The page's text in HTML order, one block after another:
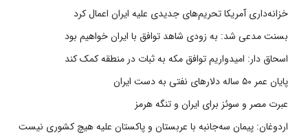
خزانه‌داری آمریکا تحریم‌های جدیدی علیه ایران اعمال کرد
بسنت مدعی شد: به زودی شاهد توافق با ایران خواهیم بود
اسحاق دار: امیدواریم توافق مکه به ثبات در منطقه کمک کند
پایان عمر ۵۰ ساله دلارهای نفتی به دست ایران
عبرت مصر و سوئز برای ایران و تنگه هرمز
اردوغان: پیمان سه‌جانبه با عربستان و پاکستان علیه هیچ کشوری نیست